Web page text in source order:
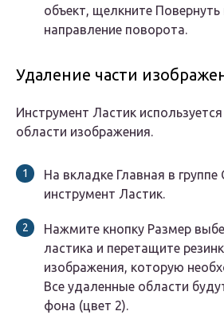
объект, щелкните Повернуть
направление поворота.
Удаление части
Инструмент Ластик
области изображения.
На вкладке Главная в
инструмент Ластик.
Нажмите кнопку Размер
ластика и перетащите
изображения, которую
Все удаленные области
фона (цвет 2).